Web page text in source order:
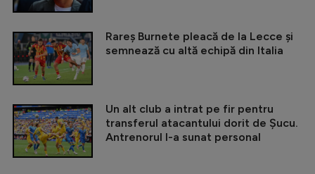
Rareș Burnete pleacă de la Lecce și
semnează cu altă echipă din Italia
Un alt club a intrat pe fir pentru
transferul atacantului dorit de Șucu.
Antrenorul l-a sunat personal